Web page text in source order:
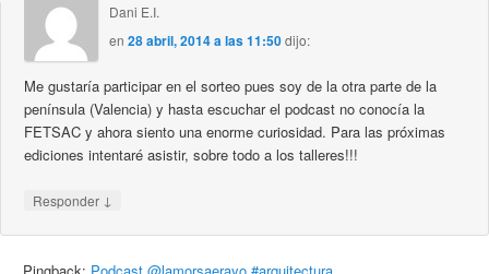
Dani E.I.
en28 abril, 2014 a las 11:50dijo:
Me gustaría participar en el sorteo pues soy de la otra parte de la
península (Valencia) y hasta escuchar el podcast no conocía la
FETSAC y ahora siento una enorme curiosidad. Para las próximas
ediciones intentaré asistir, sobre todo a los talleres!!!
Responder ↓